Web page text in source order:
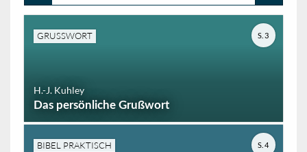
GRUSSWORT
H.-J. Kuhley
Das persönliche Grußwort
S. 3
BIBEL PRAKTISCH S. 4